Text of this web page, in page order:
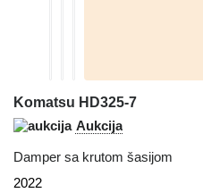
Komatsu HD325-7
Aukcija
Damper sa krutom šasijom
2022